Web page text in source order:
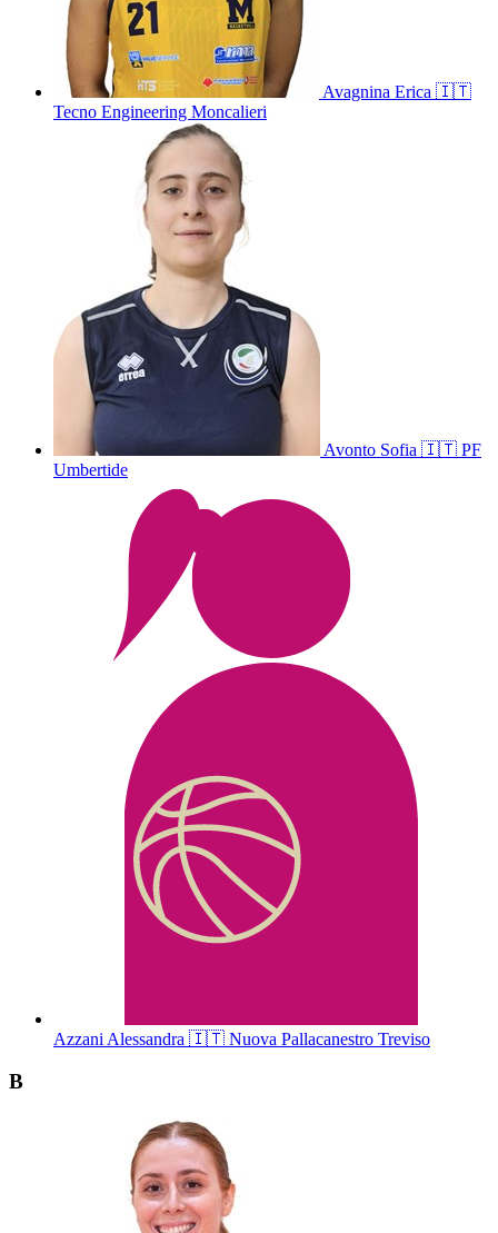
Avagnina Erica 🇮🇹
Tecno Engineering Moncalieri
Avonto Sofia 🇮🇹 PF
Umbertide
AzzaniAlessandra 🇮🇹 Nuova Pallacanestro Treviso
B